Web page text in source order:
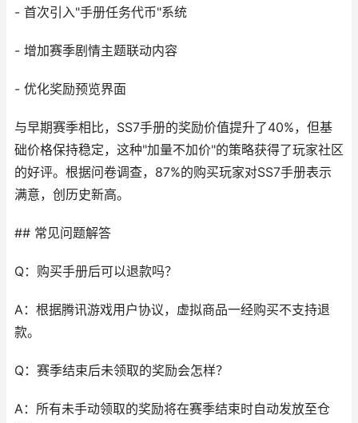
- 首次引入"手册任务代币"系统
- 增加赛季剧情主题联动内容
- 优化奖励预览界面
与早期赛季相比，SS7手册的奖励价值提升了40%，但基
础价格保持稳定，这种"加量不加价"的策略获得了玩家社区
的好评。根据问卷调查，87%的购买玩家对SS7手册表示
满意，创历史新高。
## 常见问题解答
Q：购买手册后可以退款吗？
A：根据腾讯游戏用户协议，虚拟商品一经购买不支持退
款。
Q：赛季结束后未领取的奖励会怎样？
A：所有未手动领取的奖励将在赛季结束时自动发放至仓